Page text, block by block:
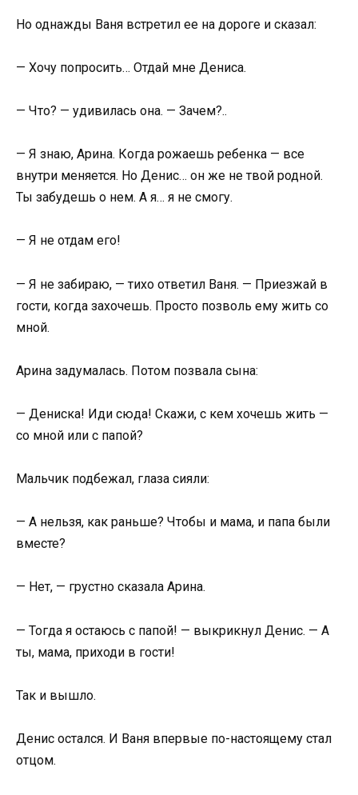
Но однажды Ваня встретил ее на дороге и сказал:
— Хочу попросить… Отдай мне Дениса.
— Что? — удивилась она. — Зачем?..
— Я знаю, Арина. Когда рожаешь ребенка — все
внутри меняется. Но Денис… он же не твой родной.
Ты забудешь о нем. А я… я не смогу.
— Я не отдам его!
— Я не забираю, — тихо ответил Ваня. — Приезжай в
гости, когда захочешь. Просто позволь ему жить со
мной.
Арина задумалась. Потом позвала сына:
— Дениска! Иди сюда! Скажи, с кем хочешь жить —
со мной или с папой?
Мальчик подбежал, глаза сияли:
— А нельзя, как раньше? Чтобы и мама, и папа были
вместе?
— Нет, — грустно сказала Арина.
— Тогда я остаюсь с папой! — выкрикнул Денис. — А
ты, мама, приходи в гости!
Так и вышло.
Денис остался. И Ваня впервые по-настоящему стал
отцом.